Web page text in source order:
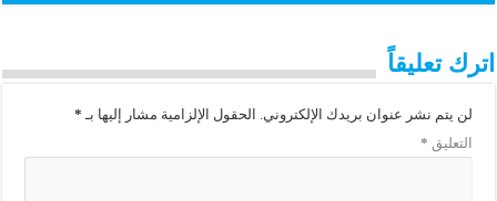
اترك تعليقاً
لن يتم نشر عنوان بريدك الإلكتروني. الحقول الإلزامية مشار إليها بـ *
التعليق *